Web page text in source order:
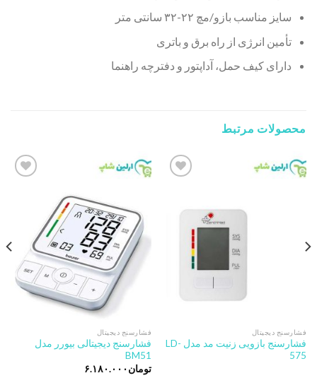
سایز مناسب بازو/مچ ۲۲-۳۲ سانتی متر
تأمین انرژی از راه برق و باتری
دارای کیف حمل، آداپتور و دفترچه راهنما
محصولات مرتبط
Add to
فشارسنج دیجیتال
فشارسنج بازویی زنیت مد مدل LD-
575
فشارسنج دیجیتال
فشارسنج دیجیتالی بیورر مدل
BM51
تومان ۶.۱۸۰.۰۰۰